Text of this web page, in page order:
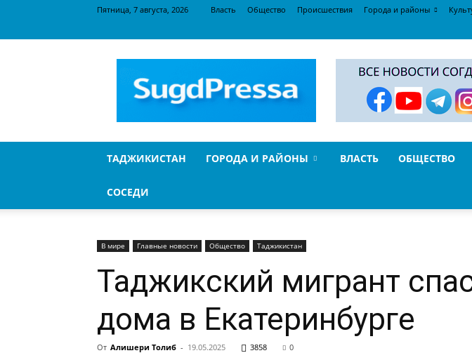
Пятница, 7 августа, 2026 Власть Общество Происшествия Города и районы
ТАДЖИКИСТАН ГОРОДА И РАЙОНЫ ВЛАСТЬ ОБЩЕСТВО
СОСЕДИ
В мире Главные новости Общество Таджикистан
Таджикский мигрант
дома в Екатеринбурге
От Алишери Толиб - 19.05.2025 3858 0